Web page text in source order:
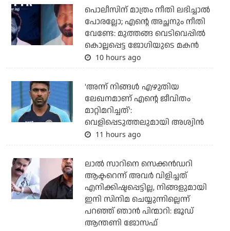
പൊലീസിന് മാത്രം നീതി ലഭിച്ചാല്‍
പോരല്ലോ; എന്റെ അച്ഛനും നീതി
വേണ്ടേ: മുത്തങ്ങ വെടിവെപ്പില്‍
കൊല്ലപ്പെട്ട ജോഗിയുടെ മകന്‍
10 hours ago
'അന്ന് നിങ്ങള്‍ എഴുതിയ
ലേഖനമാണ് എന്റെ ജീവിതം
മാറ്റിമറിച്ചത്':
വെളിപ്പെടുത്തലുമായി അശ്വിന്‍
11 hours ago
ലാല്‍ സാറിനെ സെക്കന്‍ഡറി
ആക്ടറെന്ന് അവര്‍ വിളിച്ചത്
എനിക്കിഷ്ടപ്പെട്ടില്ല, നിങ്ങളുമായി
ഇനി സിനിമ ചെയ്യുന്നില്ലെന്ന്
പറഞ്ഞ് ഞാന്‍ പിന്മാറി: ജൂഡ്
ആന്തണി ജോസഫ്